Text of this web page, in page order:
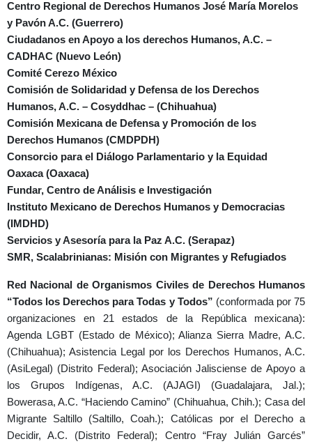
Centro Regional de Derechos Humanos José María Morelos
y Pavón A.C. (Guerrero)
Ciudadanos en Apoyo a los derechos Humanos, A.C. –
CADHAC (Nuevo León)
Comité Cerezo México
Comisión de Solidaridad y Defensa de los Derechos
Humanos, A.C. – Cosyddhac – (Chihuahua)
Comisión Mexicana de Defensa y Promoción de los
Derechos Humanos (CMDPDH)
Consorcio para el Diálogo Parlamentario y la Equidad
Oaxaca (Oaxaca)
Fundar, Centro de Análisis e Investigación
Instituto Mexicano de Derechos Humanos y Democracias
(IMDHD)
Servicios y Asesoría para la Paz A.C. (Serapaz)
SMR, Scalabrinianas: Misión con Migrantes y Refugiados
Red Nacional de Organismos Civiles de Derechos Humanos
“Todos los Derechos para Todas y Todos” (conformada por 75
organizaciones en 21 estados de la República mexicana):
Agenda LGBT (Estado de México); Alianza Sierra Madre, A.C.
(Chihuahua); Asistencia Legal por los Derechos Humanos, A.C.
(AsiLegal) (Distrito Federal); Asociación Jalisciense de Apoyo a
los Grupos Indígenas, A.C. (AJAGI) (Guadalajara, Jal.);
Bowerasa, A.C. “Haciendo Camino” (Chihuahua, Chih.); Casa del
Migrante Saltillo (Saltillo, Coah.); Católicas por el Derecho a
Decidir, A.C. (Distrito Federal); Centro “Fray Julián Garcés”